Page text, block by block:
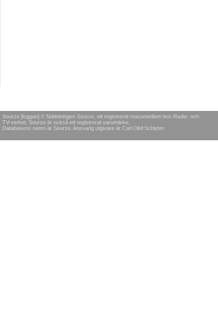
Sourze [loggan] © Nättidningen Sourze, ett registrerat massmedium hos Radio- och
TV-verket. Sourze är också ett registrerat varumärke.
Databasens namn är Sourze. Ansvarig utgivare är Carl Olof Schlyter.